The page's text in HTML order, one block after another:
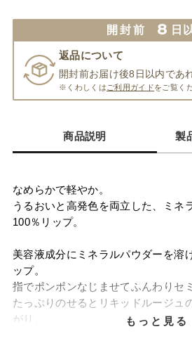
開封前 8 日
返品について
開封前お届け後8日以内であ
※くわしくは ご利用ガイドをご覧く
商品説明 製
なめらかで軽やか。
うるおいと高発色を両立した、ミネ
100％リップ。
美容液成分にミネラルパウダーを溶
ップ。
指でポンポンなじませてふんわりセ
たっぷりのせるとリキッドルージュ
がり。
もっと見る